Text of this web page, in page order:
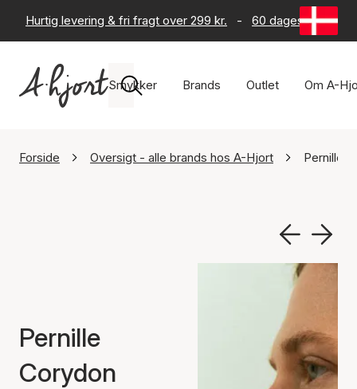
Hurtig levering & fri fragt over 299 kr. - 60 dages returret
Smykker Brands Outlet Om A-
Forside Oversigt - alle brands hos A-Hjort Pernille
Pernille
Corydon